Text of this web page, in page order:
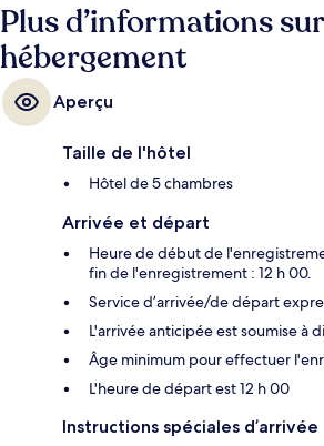
Plus d’informations
hébergement
Aperçu
Taille de l'hôtel
Hôtel de 5 chambres
Arrivée et départ
Heure de début de
fin de l'enregistrement : 12 h 00.
Service d’arrivée/de départ
L'arrivée anticipée est soumise à
Âge minimum pour effectuer
L'heure de départ est 12 h 00
Instructions spéciales d’arrivée